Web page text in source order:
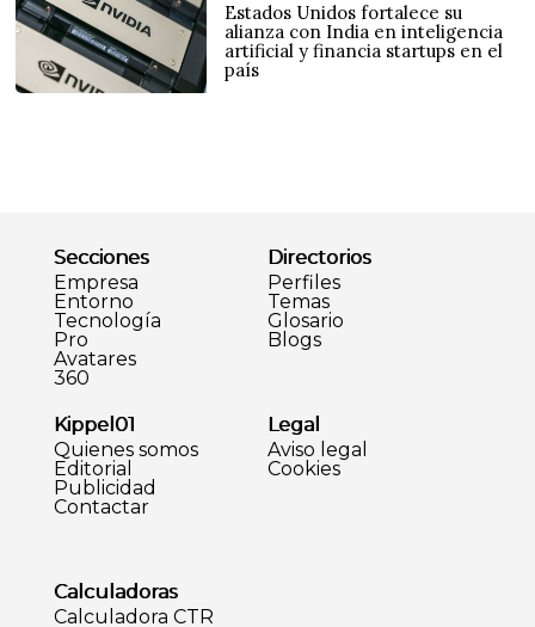
Estados Unidos fortalece su
alianza con India en inteligencia
artificial y financia startups en el
país
Secciones
Empresa
Entorno
Tecnología
Pro
Avatares
360
Directorios
Perfiles
Temas
Glosario
Blogs
Kippel01
Quienes somos
Editorial
Publicidad
Contactar
Legal
Aviso legal
Cookies
Calculadoras
Calculadora CTR